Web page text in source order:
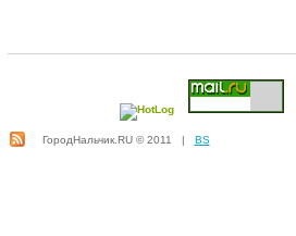
ГородНальчик.RU © 2011 | BS